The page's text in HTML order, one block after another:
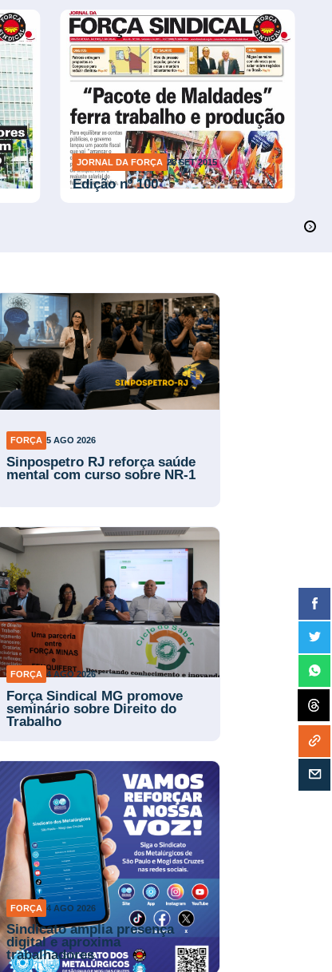
JORNAL DA FORÇA 28 SET 2015
Edição nº 100
FORÇA 5 AGO 2026
Sinpospetro RJ reforça saúde
mental com curso sobre NR-1
FORÇA 4 AGO 2026
Força Sindical MG promove
seminário sobre Direito do
Trabalho
FORÇA 4 AGO 2026
Sindicato amplia presença
digital e aproxima
trabalhadores